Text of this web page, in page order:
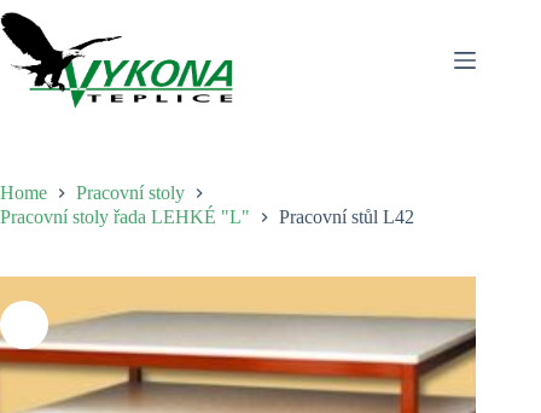
Skip
to
content
Home
Pracovní stoly
Pracovní stoly řada LEHKÉ "L"
Pracovní stůl L42